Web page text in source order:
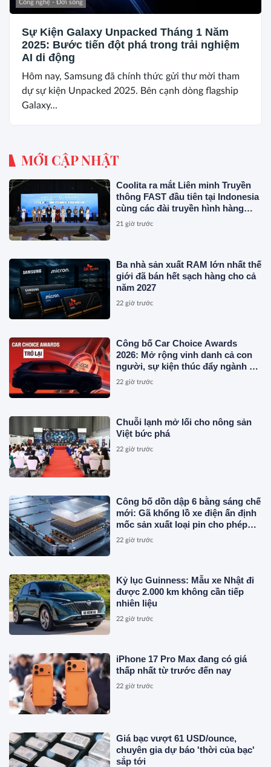
Công nghệ - Đời sống
Sự Kiện Galaxy Unpacked Tháng 1 Năm
2025: Bước tiến đột phá trong trải nghiệm
AI di động
Hôm nay, Samsung đã chính thức gửi thư mời tham
dự sự kiện Unpacked 2025. Bên cạnh dòng flagship
Galaxy...
MỚI CẬP NHẬT
Coolita ra mắt Liên minh Truyền
thông FAST đầu tiên tại Indonesia
cùng các đài truyền hình hàng
đầu
21 giờ trước
Ba nhà sản xuất RAM lớn nhất thế
giới đã bán hết sạch hàng cho cả
năm 2027
22 giờ trước
Công bố Car Choice Awards
2026: Mở rộng vinh danh cả con
người, sự kiện thúc đẩy ngành xe
Việt Nam
22 giờ trước
Chuỗi lạnh mở lối cho nông sản
Việt bức phá
22 giờ trước
Công bố dồn dập 6 bằng sáng chế
mới: Gã khổng lồ xe điện ấn định
mốc sản xuất loại pin cho phép
sạc 1 lần đi từ Hà Nội đến TP.HCM
22 giờ trước
Kỷ lục Guinness: Mẫu xe Nhật đi
được 2.000 km không cần tiếp
nhiên liệu
22 giờ trước
iPhone 17 Pro Max đang có giá
thấp nhất từ trước đến nay
22 giờ trước
Giá bạc vượt 61 USD/ounce,
chuyên gia dự báo 'thời của bạc'
sắp tới